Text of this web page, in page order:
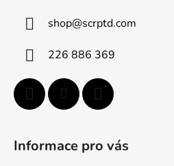
shop@scrptd.com
226 886 369
Informace pro vás